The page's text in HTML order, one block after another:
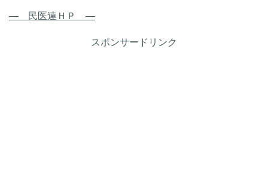
― 民医連ＨＰ ―
スポンサードリンク